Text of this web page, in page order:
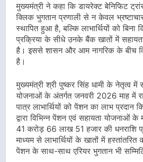
मुख्यमंत्री ने कहा कि डायरेक्ट बेनिफिट
क्लिक भुगतान प्रणाली से न केवल
स्थापित हुआ है, बल्कि लाभार्थियों को बिना
प्रक्रिया के सीधे उनके बैंक खातों में सहायता
है। इससे शासन और आम नागरिक के बीच
है।
मुख्यमंत्री श्री पुष्कर सिंह धामी के नेतृत्व में
योजनाओं के अंतर्गत जनवरी 2026 माह में
पात्र लाभार्थियों को पेंशन का लाभ प्रदान
द्वारा विभिन्न पेंशन एवं सहायता योजनाओं
41 करोड़ 66 लाख 51 हजार की धनराशि
माध्यम से लाभार्थियों के खातों में हस्तांतरित
पेंशन के साथ-साथ एरियर भुगतान भी